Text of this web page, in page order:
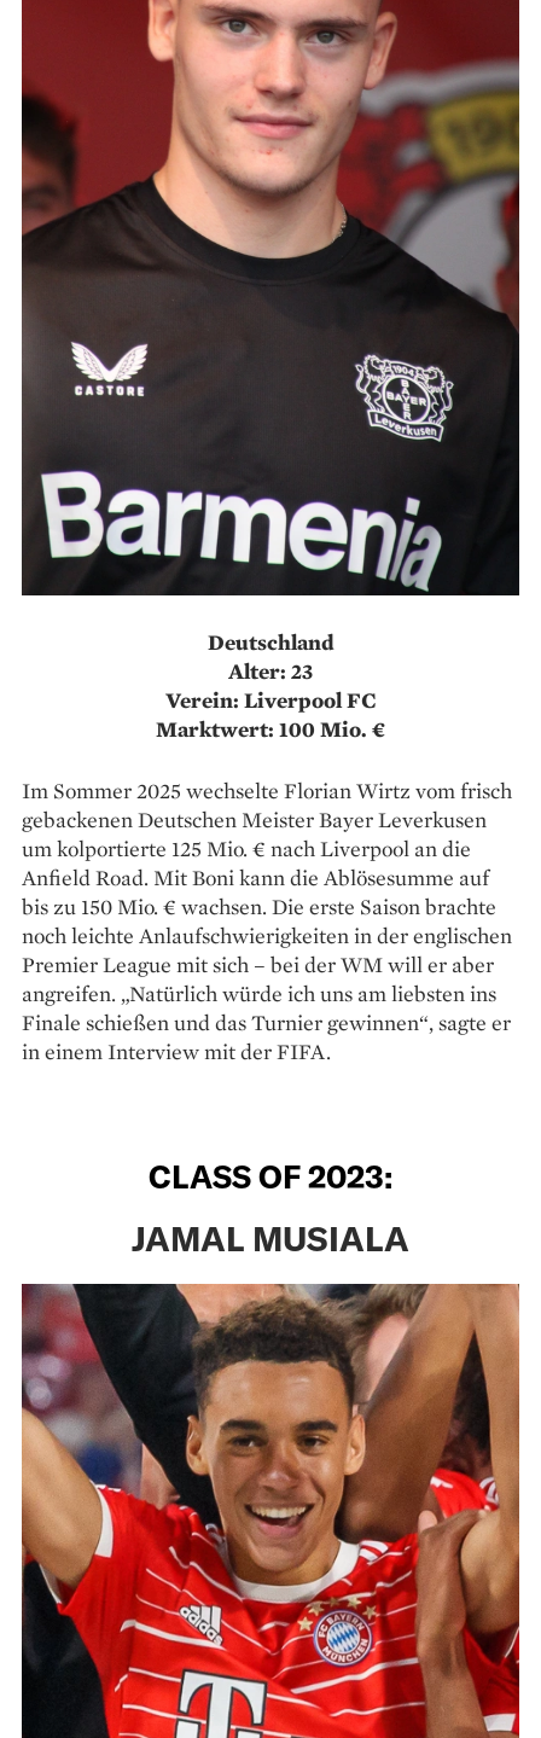
Deutschland
Alter: 23
Verein: Liverpool FC
Marktwert: 100 Mio. €
Im Sommer 2025 wechselte Florian Wirtz vom frisch
gebackenen Deutschen Meister Bayer Leverkusen
um kolportierte 125 Mio. € nach Liverpool an die
Anfield Road. Mit Boni kann die Ablösesumme auf
bis zu 150 Mio. € wachsen. Die erste Saison brachte
noch leichte Anlaufschwierigkeiten in der englischen
Premier League mit sich – bei der WM will er aber
angreifen. „Natürlich würde ich uns am liebsten ins
Finale schießen und das Turnier gewinnen“, sagte er
in einem Interview mit der FIFA.
CLASS OF 2023:
JAMAL MUSIALA